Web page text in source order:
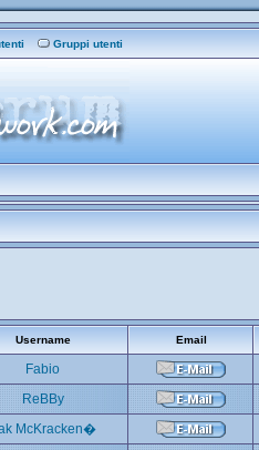
Gruppi utenti
Username Email
Fabio
ReBBy
McKracken�